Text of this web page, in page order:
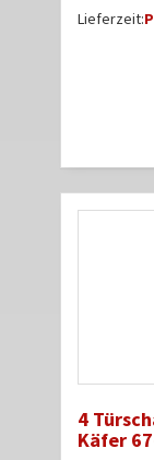
Lieferzeit:
4
Käfer